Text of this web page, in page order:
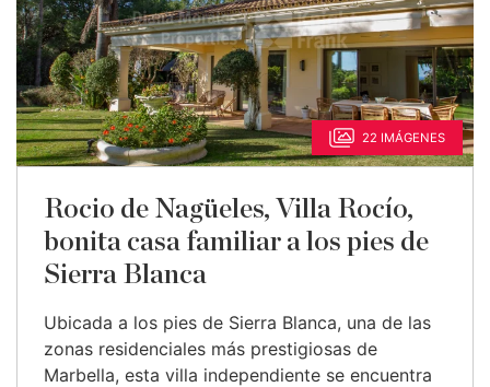
22 IMÁGENES
Rocio de Nagüeles, Villa Rocío,
bonita casa familiar a los pies de
Sierra Blanca
Ubicada a los pies de Sierra Blanca, una de las
zonas residenciales más prestigiosas de
Marbella, esta villa independiente se encuentra